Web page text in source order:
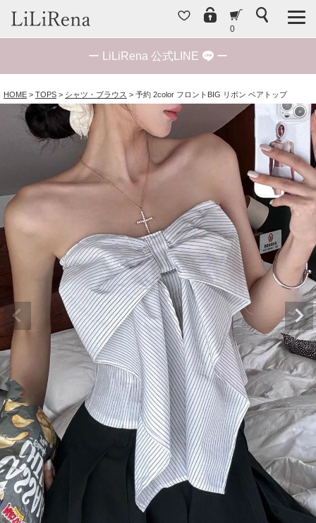
0
ー LiLiRena 公式LINE ー
HOME TOPS シャツ・ブラウス 予約 2color フロントBIG リボン ベアトップ